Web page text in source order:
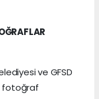
ve GFSD
fotoğraf